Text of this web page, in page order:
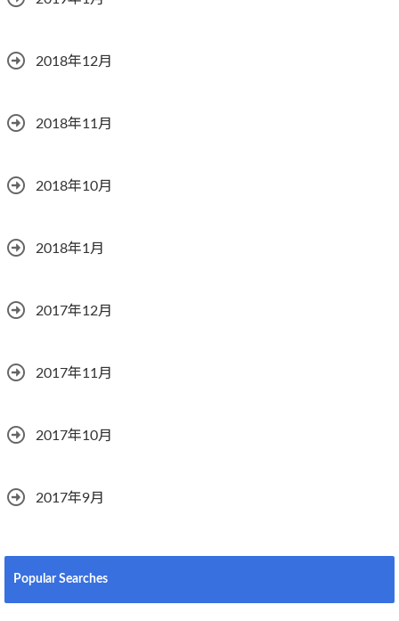
2018年12月
2018年11月
2018年10月
2018年1月
2017年12月
2017年11月
2017年10月
2017年9月
Popular Searches